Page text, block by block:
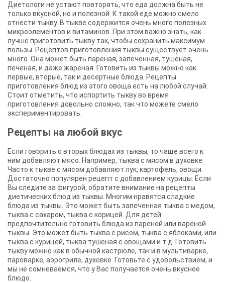
Диетологи не устают повторять, что еда должна быть не
только вкусной, но и полезной. К такой еде можно смело
отнести тыкву. В тыкве содержится очень много полезных
микроэлементов и витаминов. При этом важно знать, как
лучше приготовить тыкву так, чтобы сохранить максимум
пользы. Рецептов приготовления тыквы существует очень
много. Она может быть пареная, запеченная, тушеная,
печеная, и даже жареная. Готовить из тыквы можно как
первые, вторые, так и десертные блюда. Рецепты
приготовления блюд из этого овоща есть на любой случай.
Стоит отметить, что испортить тыкву во время
приготовления довольно сложно, так что можете смело
экспериментировать.
Рецепты на любой вкус
Если говорить о вторых блюдах из тыквы, то чаще всего к
ним добавляют мясо. Например, тыква с мясом в духовке.
Часто к тыкве с мясом добавляют лук, картофель, овощи.
Достаточно популярен рецепт с добавлением курицы. Если
Вы следите за фигурой, обратите внимание на рецепты
диетических блюд из тыквы. Многим нравятся сладкие
блюда из тыквы. Это может быть запеченная тыква с медом,
тыква с сахаром, тыква с корицей. Для детей
предпочтительно готовить блюда из пареной или варёной
тыквы. Это может быть тыква с рисом, тыква с яблоками, или
тыква с курицей, тыква тушеная с овощами и т.д. Готовить
тыкву можно как в обычной кастрюле, так и в мультиварке,
пароварке, аэрогриле, духовке. Готовьте с удовольствием, и
мы не сомневаемся, что у Вас получается очень вкусное
блюдо.